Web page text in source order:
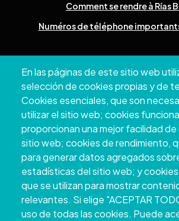
En las páginas de este sitio web
selección de cookies propias y de
Cookies esenciales, que son
utilizar el sitio web; cookies
proporcionan una mejor facilidad de
sitio web; cookies de rendimiento,
para generar datos agregados
estadísticas del sitio web; y
que se utilizan para mostrar
relevantes. Si elige "ACEPTAR
uso de todas las cookies. Puede
Comment se rendre à Rías
Numéros de téléphone
Pontevedra
+34 986 804 100 | +34 986